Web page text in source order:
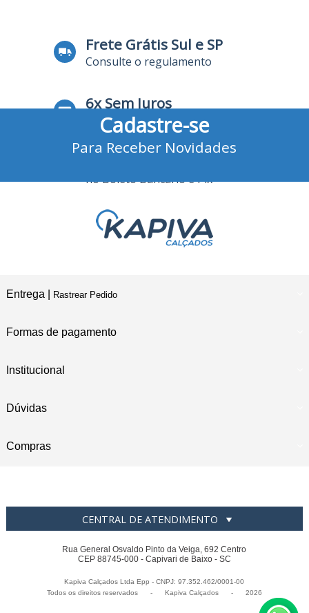
Frete Grátis Sul e SP
Consulte o regulamento
6x Sem Juros
no Cartão de Crédito
no Boleto Bancário e Pix
Cadastre-se
Para Receber Novidades
Entrega | Rastrear Pedido
Formas de pagamento
Institucional
Dúvidas
Compras
CENTRAL DE ATENDIMENTO
Rua General Osvaldo Pinto da Veiga, 692 Centro
CEP 88745-000 - Capivari de Baixo - SC
Kapiva Calçados Ltda Epp - CNPJ: 97.352.462/0001-00
Todos os direitos reservados
- Kapiva Calçados - 2026